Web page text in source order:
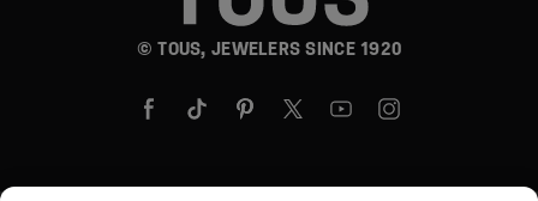
© TOUS, JEWELERS SINCE 1920